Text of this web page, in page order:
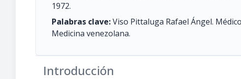
1972.
Palabras clave:Viso Pittaluga Rafael Ángel.
Medicina venezolana.
Introducción